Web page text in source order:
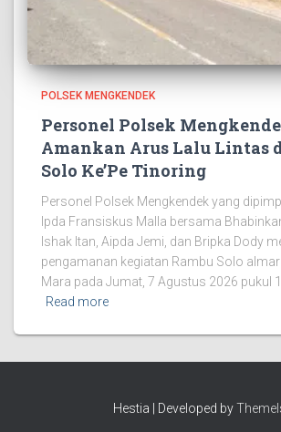
POLSEK MENGKENDEK
Personel Polsek
Amankan Arus Lalu Lintas
Solo Ke’Pe Tinoring
Personel Polsek Mengkendek yang
Ipda Fransiskus Malla bersama
Ishak Itan, Aipda Jemi, dan Bripka Dody
pengamanan kegiatan Rambu Solo
Mara pada Jumat, 7 Agustus 2026 pukul
Read more
Hestia | Developed by